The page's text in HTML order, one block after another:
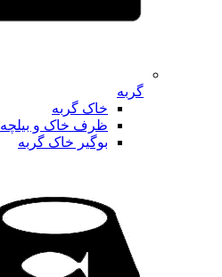
گربه
خاک گربه
ظرف خاک و بیلچه
بوگیر خاک گربه